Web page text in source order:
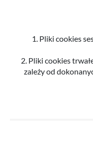
1. Pliki cookies
2. Pliki cookies
zależy od